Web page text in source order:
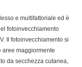
e multifattoriale ed è
fotoinvecchiamento
Il fotoinvecchiamento si
aree maggiormente
da secchezza cutanea,